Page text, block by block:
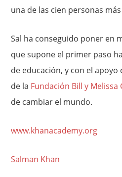
una de las cien personas
Sal ha conseguido poner en
que supone el primer paso
de educación, y con el apoyo
de la Fundación Bill y Melissa
de cambiar el mundo.
www.khanacademy.org
Salman Khan